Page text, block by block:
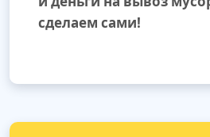
сделаем сами!